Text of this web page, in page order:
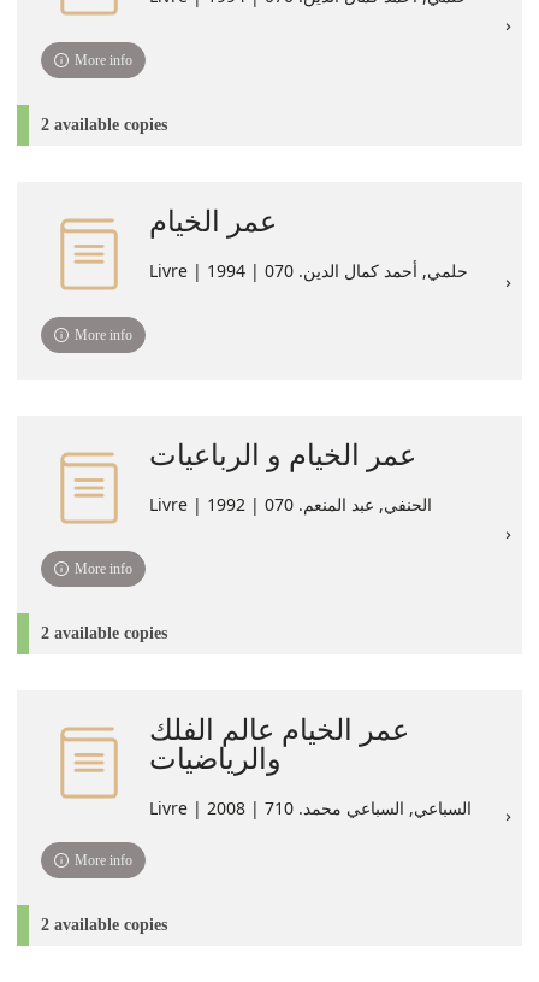
More info
2 available copies
عمر الخيام
Livre | حلمي, أحمد كمال الدين. 070 | 1994
More info
عمر الخيام و الرباعيات
Livre | الحنفي, عبد المنعم. 070 | 1992
More info
2 available copies
عمر الخيام عالم الفلك
والرياضيات
Livre | السباعي, السباعي محمد. 710 | 2008
More info
2 available copies